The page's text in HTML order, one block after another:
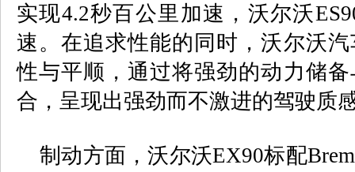
实现4.2秒百公里加速，沃尔沃
速。在追求性能的同时，沃尔沃
性与平顺，通过将强劲的动力储
合，呈现出强劲而不激进的驾驶质
制动方面，沃尔沃EX90标配